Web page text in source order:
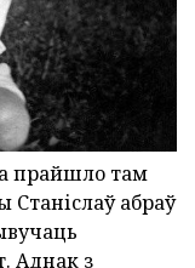
прайшло там
абраў
Аднак з